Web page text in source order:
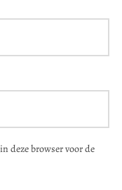
deze browser voor de